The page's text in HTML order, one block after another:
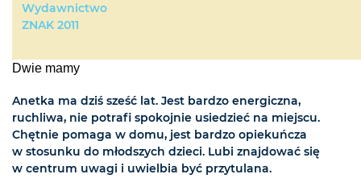
Wydawnictwo
ZNAK 2011
Dwie mamy
Anetka ma dziś sześć lat. Jest bardzo energiczna,
ruchliwa, nie potrafi spokojnie usiedzieć na miejscu.
Chętnie pomaga w domu, jest bardzo opiekuńcza
w stosunku do młodszych dzieci. Lubi znajdować się
w centrum uwagi i uwielbia być przytulana.